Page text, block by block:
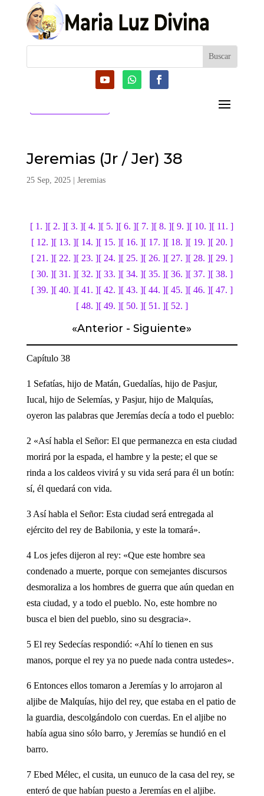
Jeremias (Jr / Jer) 38
25 Sep, 2025| Jeremias
[ 1. ][ 2. ][ 3. ][ 4. ][ 5. ][ 6. ][ 7. ][ 8. ][ 9. ][ 10. ][ 11. ]
[ 12. ][ 13. ][ 14. ][ 15. ][ 16. ][ 17. ][ 18. ][ 19. ][ 20. ]
[ 21. ][ 22. ][ 23. ][ 24. ][ 25. ][ 26. ][ 27. ][ 28. ][ 29. ]
[ 30. ][ 31. ][ 32. ][ 33. ][ 34. ][ 35. ][ 36. ][ 37. ][ 38. ]
[ 39. ][ 40. ][ 41. ][ 42. ][ 43. ][ 44. ][ 45. ][ 46. ][ 47. ]
[ 48. ][ 49. ][ 50. ][ 51. ][ 52. ]
«Anterior -Siguiente»
Capítulo 38
1 Sefatías, hijo de Matán, Guedalías, hijo de Pasjur,
Iucal, hijo de Selemías, y Pasjur, hijo de Malquías,
oyeron las palabras que Jeremías decía a todo el pueblo:
2 «Así habla el Señor: El que permanezca en esta ciudad
morirá por la espada, el hambre y la peste; el que se
rinda a los caldeos vivirá y su vida será para él un botín:
sí, él quedará con vida.
3 Así habla el Señor: Esta ciudad será entregada al
ejército del rey de Babilonia, y este la tomará».
4 Los jefes dijeron al rey: «Que este hombre sea
condenado a muerte, porque con semejantes discursos
desmoraliza a los hombres de guerra que aún quedan en
esta ciudad, y a todo el pueblo. No, este hombre no
busca el bien del pueblo, sino su desgracia».
5 El rey Sedecías respondió: «Ahí lo tienen en sus
manos, porque el rey ya no puede nada contra ustedes».
6 Entonces ellos tomaron a Jeremías y lo arrojaron al
aljibe de Malquías, hijo del rey, que estaba en el patio de
la guardia, descolgándolo con cuerdas. En el aljibe no
había agua sino sólo barro, y Jeremías se hundió en el
barro.
7 Ebed Mélec, el cusita, un eunuco de la casa del rey, se
enteró de que habían puesto a Jeremías en el aljibe.